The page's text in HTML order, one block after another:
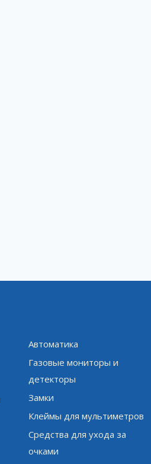
Автоматика
Газовые мониторы и
детекторы
Замки
Клеймы для мультиметров
Средства для ухода за
очками